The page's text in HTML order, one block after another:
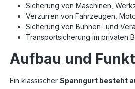
Sicherung von Maschinen,
Verzurren von Fahrzeugen,
Sicherung von Bühnen- und
Transportsicherung im privaten
Aufbau und
Ein klassischer Spanngurt besteht